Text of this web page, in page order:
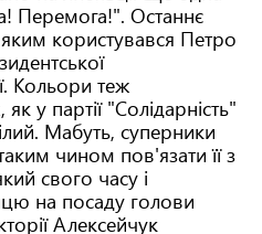
Перемога!". Останнє
користувався Петро
Кольори теж
у партії "Солідарність"
Мабуть, суперники
чином пов'язати її з
свого часу і
на посаду голови
Алексейчук